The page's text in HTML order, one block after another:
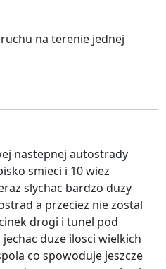
na terenie jednej
nastepnej autostrady
smieci i 10 wiez
slychac bardzo duzy
a przeciez nie zostal
drogi i tunel pod
duze ilosci wielkich
co spowoduje jeszcze